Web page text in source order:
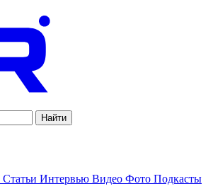
Найти
Статьи Интервью Видео Фото Подкасты